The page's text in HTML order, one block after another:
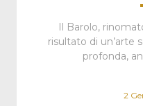
Il Barolo,
risultato di un’arte
profonda,
2